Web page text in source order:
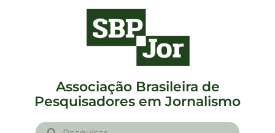
Associação Brasileira de
Pesquisadores em Jornalismo